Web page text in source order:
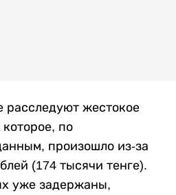
расследуют жестокое
по
произошло из-за
(174 тысячи тенге).
уже задержаны,